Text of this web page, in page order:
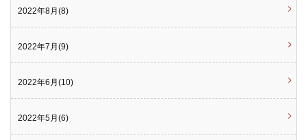
2022年8月(8)
2022年7月(9)
2022年6月(10)
2022年5月(6)